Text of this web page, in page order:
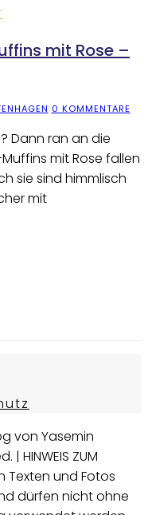
mit Rose –
0 KOMMENTARE
Dann ran an die
mit Rose fallen
sie sind himmlisch
mit
von Yasemin
HINWEIS ZUM
Texten und Fotos
dürfen nicht ohne